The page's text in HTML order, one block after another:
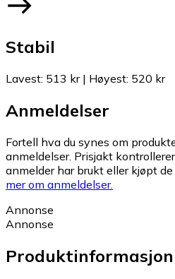
Stabil
Lavest: 513 kr| Høyest: 520 kr
Anmeldelser
Fortell hva du synes om
anmeldelser. Prisjakt
anmelder har brukt eller kjøpt
mer om anmeldelser.
Annonse
Annonse
Produktinformasjon